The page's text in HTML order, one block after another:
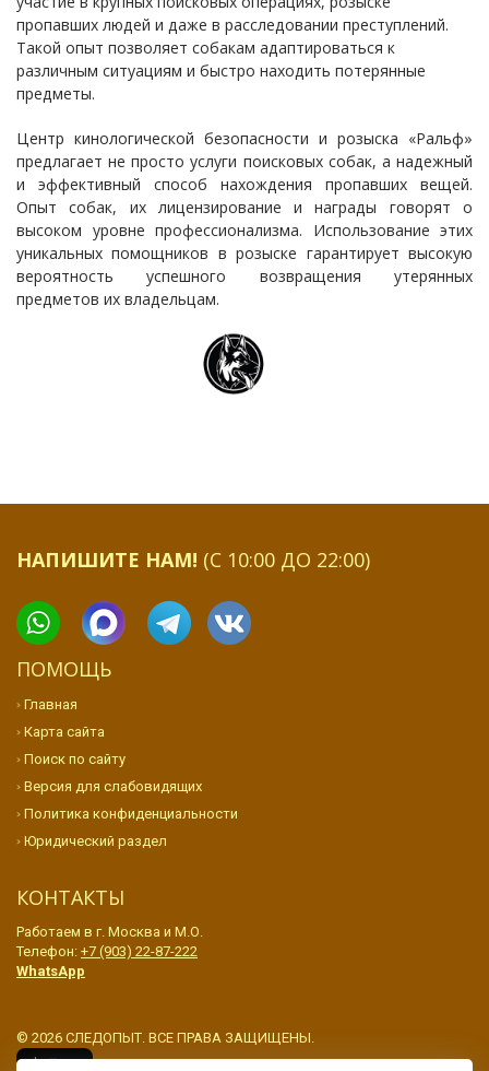
пропавших людей и даже в расследовании преступлений.
Такой опыт позволяет собакам адаптироваться к
различным ситуациям и быстро находить потерянные
предметы.
Центр кинологической безопасности и розыска «Ральф»
предлагает не просто услуги поисковых собак, а надежный
и эффективный способ нахождения пропавших вещей.
Опыт собак, их лицензирование и награды говорят о
высоком уровне профессионализма. Использование этих
уникальных помощников в розыске гарантирует высокую
вероятность успешного возвращения утерянных
предметов их владельцам.
НАПИШИТЕ НАМ! (С 10:00 ДО 22:00)
ПОМОЩЬ
Главная
Карта сайта
Поиск по сайту
Версия для слабовидящих
Политика конфиденциальности
Юридический раздел
КОНТАКТЫ
Работаем в г. Москва и М.О.
Телефон: +7 (903) 22-87-222
WhatsApp
© 2026 СЛЕДОПЫТ. ВСЕ ПРАВА ЗАЩИЩЕНЫ.